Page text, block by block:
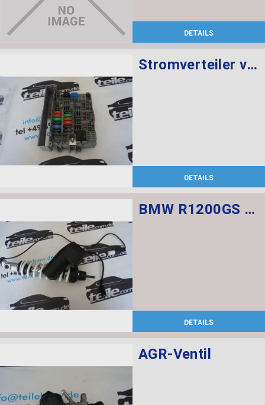
DETAILS
Stromverteiler vorne
DETAILS
BMW R1200GS Federbein vorn ESA
DETAILS
AGR-Ventil